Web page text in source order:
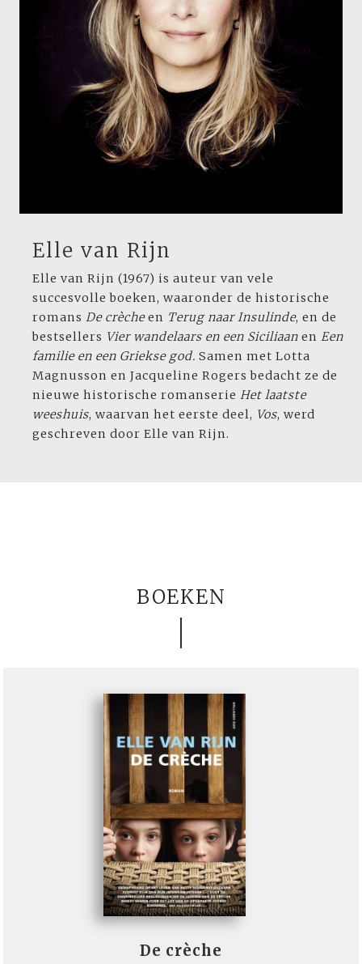
Elle van Rijn
Elle van Rijn (1967) is auteur van vele
succesvolle boeken, waar­onder de historische
romans De crècheen Terug naar Insulinde, en de
bestsellers Vier wandelaars en een Siciliaan en Een
familie en een Griekse god. Samen met Lotta
Magnusson en Jacqueline Rogers bedacht ze de
nieuwe historische romanserie Het laatste
weeshuis, waarvan het eerste deel, Vos, werd
geschreven door Elle van Rijn.
BOEKEN
De crèche